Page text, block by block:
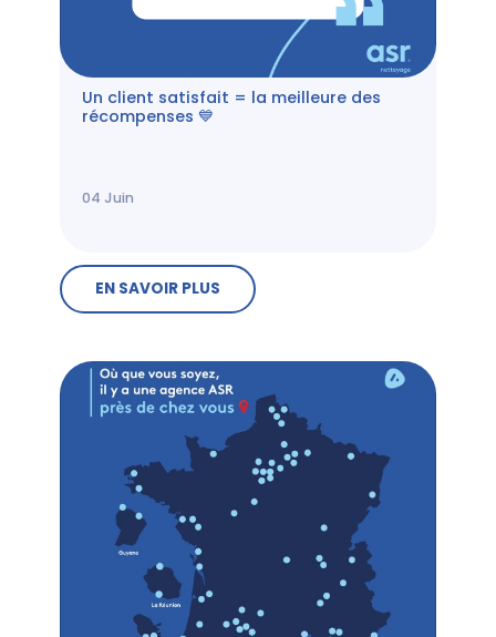
Un client satisfait = la meilleure des
récompenses 💙
04 Juin
EN SAVOIR PLUS